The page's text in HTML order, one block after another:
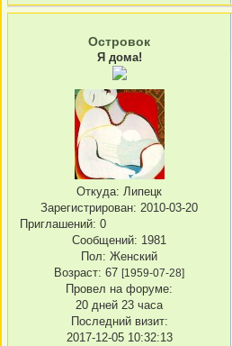
Островок
Я дома!
Откуда: Липецк
Зарегистрирован: 2010-03-20
Приглашений: 0
Сообщений: 1981
Пол: Женский
Возраст: 67 [1959-07-28]
Провел на форуме:
20 дней 23 часа
Последний визит:
2017-12-05 10:32:13